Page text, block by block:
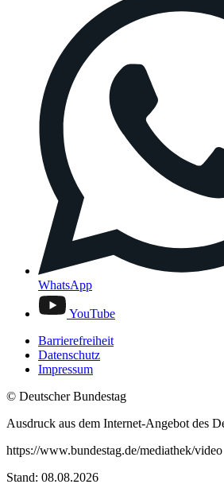
WhatsApp
YouTube
Barrierefreiheit
Datenschutz
Impressum
© Deutscher Bundestag
Ausdruck aus dem Internet-Angebot des
https://www.bundestag.de/mediathek/video
Stand: 08.08.2026